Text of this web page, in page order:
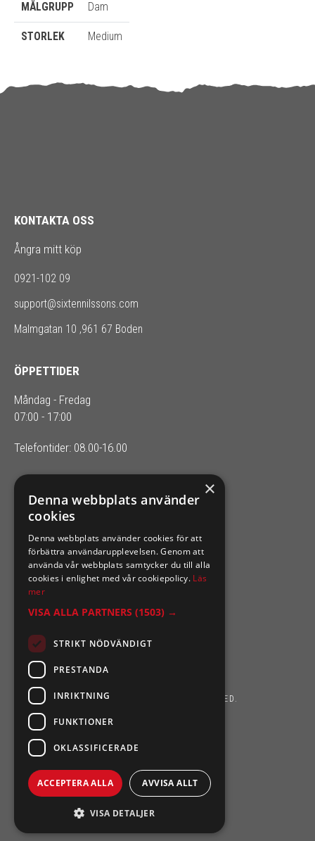
MÅLGRUPP Dam
STORLEK Medium
KONTAKTA OSS
Ångra mitt köp
0921-102 09
support@sixtennilssons.com
Malmgatan 10 ,961 67 Boden
ÖPPETTIDER
Måndag - Fredag
07:00 - 17:00
Telefontider: 08.00-16.00
SIXTEN NILSSONS
Organisationsnummer 556164-2652
SIXTEN NILSSONS 2026. ALL RIGHTS RESERVED.
POWERED BY EMPORI CMS
×
Denna webbplats använder
cookies
Denna webbplats använder cookies för att
förbättra användarupplevelsen. Genom att
använda vår webbplats samtycker du till alla
cookies i enlighet med vår cookiepolicy. Läs
mer
VISA ALLA PARTNERS (1503) →
STRIKT NÖDVÄNDIGT
PRESTANDA
INRIKTNING
FUNKTIONER
OKLASSIFICERADE
ACCEPTERA ALLA AVVISA ALLT
VISA DETALJER